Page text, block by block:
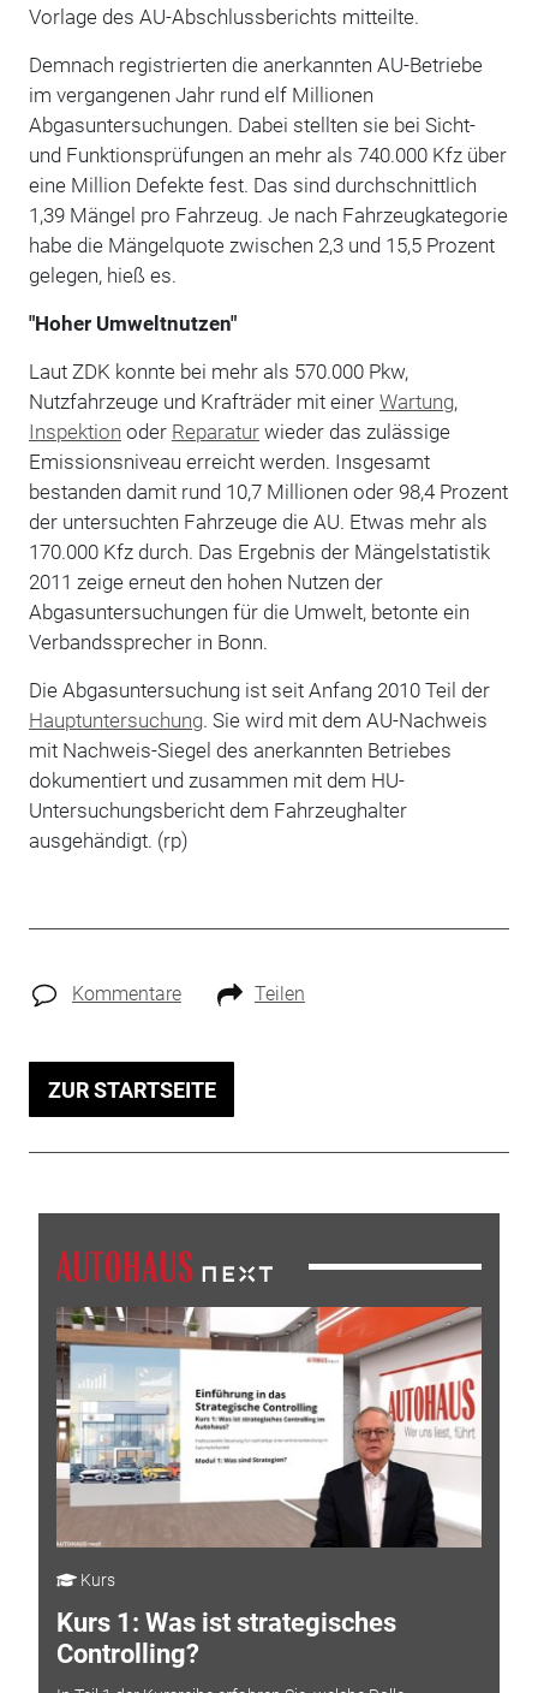
Vorlage des AU-Abschlussberichts mitteilte.
Demnach registrierten die anerkannten AU-Betriebe
im vergangenen Jahr rund elf Millionen
Abgasuntersuchungen. Dabei stellten sie bei Sicht-
und Funktionsprüfungen an mehr als 740.000 Kfz über
eine Million Defekte fest. Das sind durchschnittlich
1,39 Mängel pro Fahrzeug. Je nach Fahrzeugkategorie
habe die Mängelquote zwischen 2,3 und 15,5 Prozent
gelegen, hieß es.
"Hoher Umweltnutzen"
Laut ZDK konnte bei mehr als 570.000 Pkw,
Nutzfahrzeuge und Krafträder mit einer Wartung,
Inspektion oder Reparaturwieder das zulässige
Emissionsniveau erreicht werden. Insgesamt
bestanden damit rund 10,7 Millionen oder 98,4 Prozent
der untersuchten Fahrzeuge die AU. Etwas mehr als
170.000 Kfz durch. Das Ergebnis der Mängelstatistik
2011 zeige erneut den hohen Nutzen der
Abgasuntersuchungen für die Umwelt, betonte ein
Verbandssprecher in Bonn.
Die Abgasuntersuchung ist seit Anfang 2010 Teil der
Hauptuntersuchung. Sie wird mit dem AU-Nachweis
mit Nachweis-Siegel des anerkannten Betriebes
dokumentiert und zusammen mit dem HU-
Untersuchungsbericht dem Fahrzeughalter
ausgehändigt. (rp)
Kommentare Teilen
ZUR STARTSEITE
Kurs
Kurs 1: Was ist strategisches
Controlling?